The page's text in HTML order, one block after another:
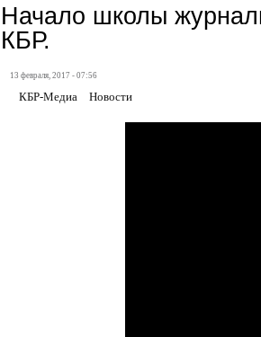
Начало школы
КБР.
13 февраля, 2017 - 07:56
КБР-Медиа Новости